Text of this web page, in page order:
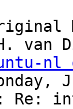
van
nl
Re: